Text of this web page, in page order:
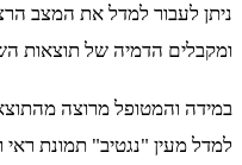
ניתן לעבור למדל את המצב
ומקבלים הדמיה של תוצאות
במידה והמטופל מרוצה
למדל מעין "נגטיב" תמונת